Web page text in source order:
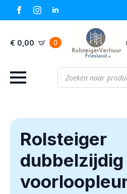
€ 0,00 0
Producten
zoeken
Rolsteiger
dubbelzijdig